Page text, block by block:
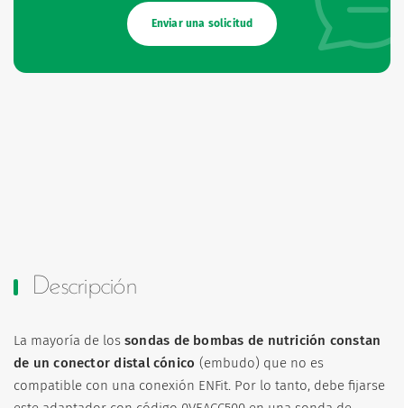
Enviar una solicitud
Descripción
La mayoría de los sondas de bombas de nutrición constan
de un conector distal cónico (embudo) que no es
compatible con una conexión ENFit. Por lo tanto, debe fijarse